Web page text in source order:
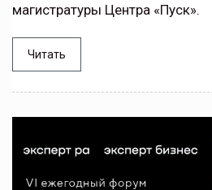
магистратуры Центра «Пуск».
Читать